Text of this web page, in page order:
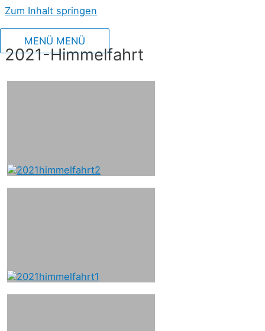
Zum Inhalt springen
MENÜ MENÜ
2021-Himmelfahrt